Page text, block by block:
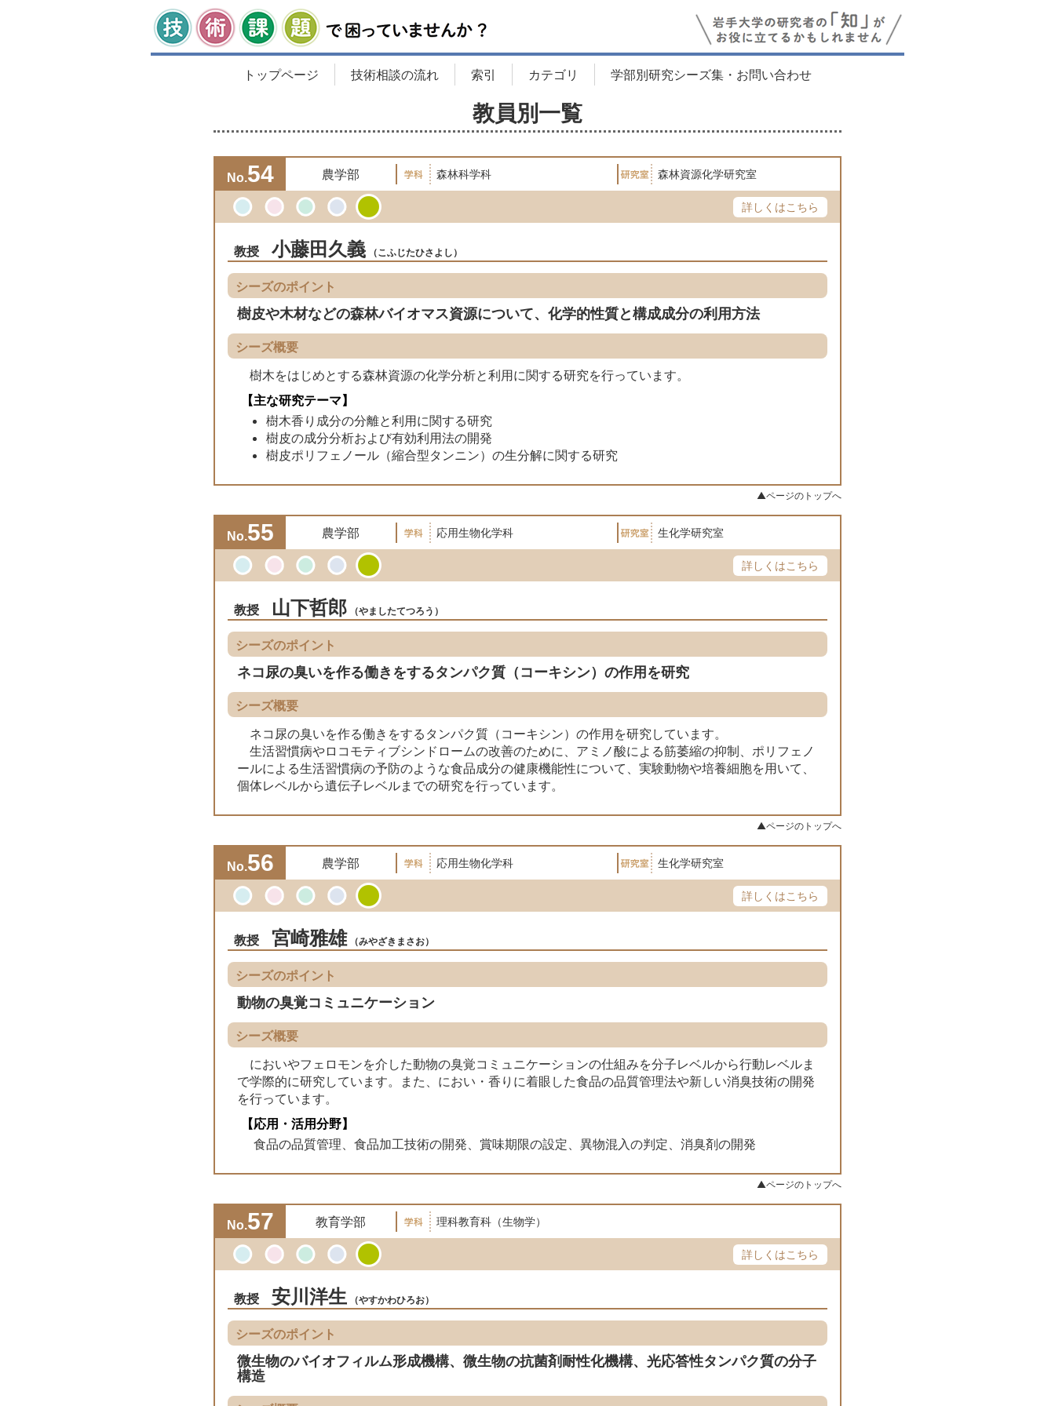
トップページ 技術相談の流れ 索引 カテゴリ 学部別研究シーズ集・お問い合わせ
教員別一覧
No.54 農学部 森林科学科 森林資源化学研究室
詳しくはこちら
教授 小藤田久義 こふじたひさよし
シーズのポイント
樹皮や木材などの森林バイオマス資源について、化学的性質と構成成分の利用方法
シーズ概要
樹木をはじめとする森林資源の化学分析と利用に関する研究を行っています。
【主な研究テーマ】
樹木香り成分の分離と利用に関する研究
樹皮の成分分析および有効利用法の開発
樹皮ポリフェノール（縮合型タンニン）の生分解に関する研究
▲ページのトップへ
No.55 農学部 応用生物化学科 生化学研究室
詳しくはこちら
教授 山下哲郎 やましたてつろう
シーズのポイント
ネコ尿の臭いを作る働きをするタンパク質（コーキシン）の作用を研究
シーズ概要
ネコ尿の臭いを作る働きをするタンパク質（コーキシン）の作用を研究しています。
生活習慣病やロコモティブシンドロームの改善のために、アミノ酸による筋萎縮の抑制、ポリフェノ
ールによる生活習慣病の予防のような食品成分の健康機能性について、実験動物や培養細胞を用いて、
個体レベルから遺伝子レベルまでの研究を行っています。
▲ページのトップへ
No.56 農学部 応用生物化学科 生化学研究室
詳しくはこちら
教授 宮崎雅雄 みやざきまさお
シーズのポイント
動物の臭覚コミュニケーション
シーズ概要
においやフェロモンを介した動物の臭覚コミュニケーションの仕組みを分子レベルから行動レベルま
で学際的に研究しています。また、におい・香りに着眼した食品の品質管理法や新しい消臭技術の開発
を行っています。
【応用・活用分野】
食品の品質管理、食品加工技術の開発、賞味期限の設定、異物混入の判定、消臭剤の開発
▲ページのトップへ
No.57 教育学部 理科教育科（生物学）
詳しくはこちら
教授 安川洋生 やすかわひろお
シーズのポイント
微生物のバイオフィルム形成機構、微生物の抗菌剤耐性化機構、光応答性タンパク質の分子
構造